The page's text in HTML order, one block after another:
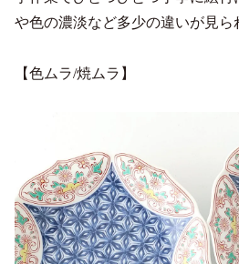
や色の濃淡など多少の違いが見ら
【色ムラ/焼ムラ】